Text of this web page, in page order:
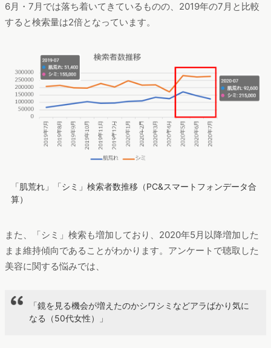
6月・7月では落ち着いてきているものの、2019年の7月と比較
すると検索量は2倍となっています。
「肌荒れ」「シミ」検索者数推移（PC&スマートフォンデータ合
算）
また、「シミ」検索も増加しており、2020年5月以降増加した
まま維持傾向であることがわかります。アンケートで聴取した
美容に関する悩みでは、
「鏡を見る機会が増えたのかシワシミなどアラばかり気に
なる（50代女性）」